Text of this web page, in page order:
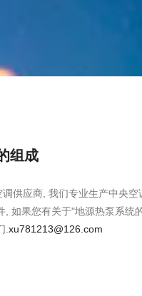
组成
供应商, 我们专业生产中央空
, 如果您有关于"地源热泵系统
. xu781213@126.com